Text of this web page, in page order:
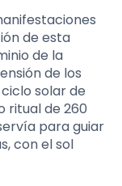
de esta
de la
de los
solar de
ritual de 260
para guiar
con el sol